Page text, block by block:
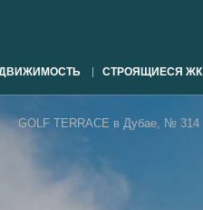
СТРОЯЩИЕСЯ ЖК
GOLF TERRACE в Дубае, № 314